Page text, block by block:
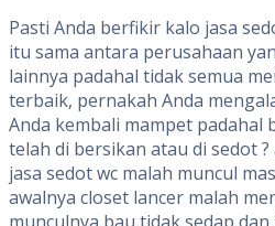
Pasti Anda berfikir kalo jasa
itu sama antara perusahaan
lainnya padahal tidak semua
terbaik, pernakah Anda
Anda kembali mampet padahal
telah di bersikan atau di sedot
jasa sedot wc malah muncul
awalnya closet lancer malah